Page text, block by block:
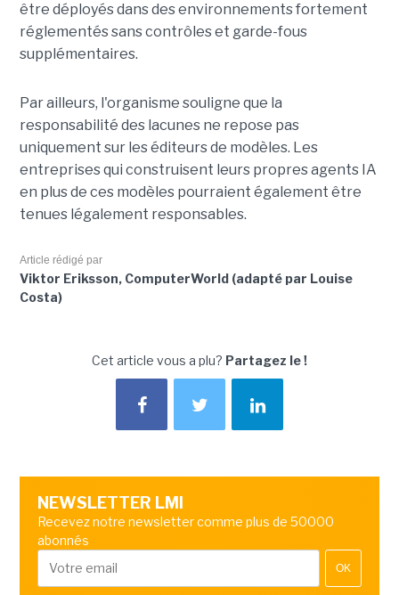
être déployés dans des environnements fortement
réglementés sans contrôles et garde-fous
supplémentaires.
Par ailleurs, l'organisme souligne que la
responsabilité des lacunes ne repose pas
uniquement sur les éditeurs de modèles. Les
entreprises qui construisent leurs propres agents IA
en plus de ces modèles pourraient également être
tenues légalement responsables.
Article rédigé par
Viktor Eriksson, ComputerWorld (adapté par Louise
Costa)
Cet article vous a plu? Partagez le !
NEWSLETTER LMI
Recevez notre newsletter comme plus de 50000
abonnés
OK